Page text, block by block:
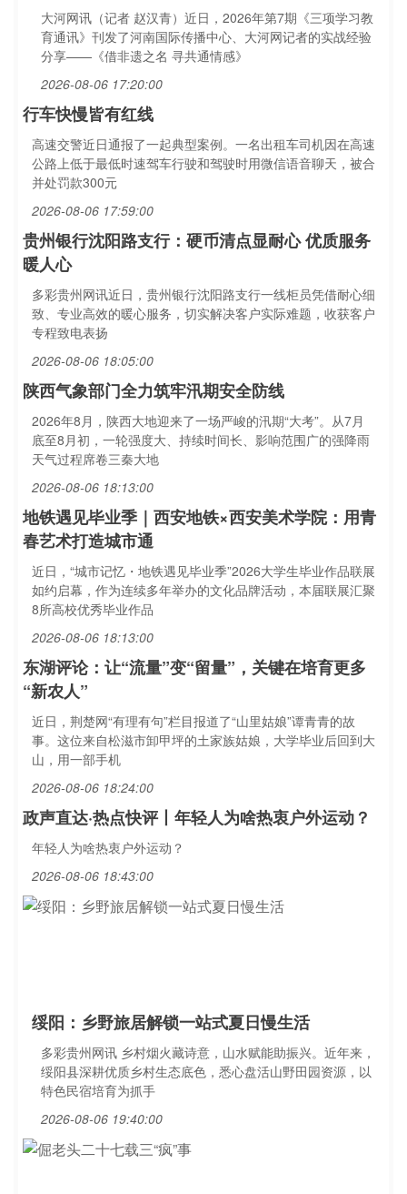
大河网讯（记者 赵汉青）近日，2026年第7期《三项学习教
育通讯》刊发了河南国际传播中心、大河网记者的实战经验
分享——《借非遗之名 寻共通情感》
2026-08-06 17:20:00
行车快慢皆有红线
高速交警近日通报了一起典型案例。一名出租车司机因在高速
公路上低于最低时速驾车行驶和驾驶时用微信语音聊天，被合
并处罚款300元
2026-08-06 17:59:00
贵州银行沈阳路支行：硬币清点显耐心 优质服务
暖人心
多彩贵州网讯近日，贵州银行沈阳路支行一线柜员凭借耐心细
致、专业高效的暖心服务，切实解决客户实际难题，收获客户
专程致电表扬
2026-08-06 18:05:00
陕西气象部门全力筑牢汛期安全防线
2026年8月，陕西大地迎来了一场严峻的汛期“大考”。从7月
底至8月初，一轮强度大、持续时间长、影响范围广的强降雨
天气过程席卷三秦大地
2026-08-06 18:13:00
地铁遇见毕业季｜西安地铁×西安美术学院：用青
春艺术打造城市通
近日，“城市记忆・地铁遇见毕业季”2026大学生毕业作品联展
如约启幕，作为连续多年举办的文化品牌活动，本届联展汇聚
8所高校优秀毕业作品
2026-08-06 18:13:00
东湖评论：让“流量”变“留量”，关键在培育更多
“新农人”
近日，荆楚网“有理有句”栏目报道了“山里姑娘”谭青青的故
事。这位来自松滋市卸甲坪的土家族姑娘，大学毕业后回到大
山，用一部手机
2026-08-06 18:24:00
政声直达·热点快评丨年轻人为啥热衷户外运动？
年轻人为啥热衷户外运动？
2026-08-06 18:43:00
绥阳：乡野旅居解锁一站式夏日慢生活
多彩贵州网讯 乡村烟火藏诗意，山水赋能助振兴。近年来，
绥阳县深耕优质乡村生态底色，悉心盘活山野田园资源，以
特色民宿培育为抓手
2026-08-06 19:40:00